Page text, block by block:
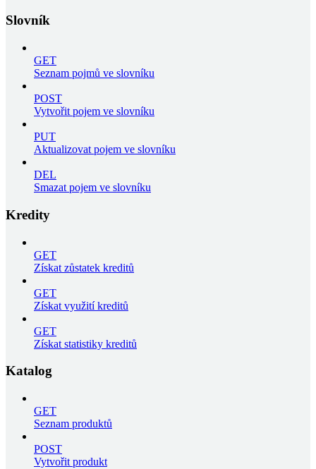
Slovník
GET
Seznam pojmů ve slovníku
POST
Vytvořit pojem ve slovníku
PUT
Aktualizovat pojem ve slovníku
DEL
Smazat pojem ve slovníku
Kredity
GET
Získat zůstatek kreditů
GET
Získat využití kreditů
GET
Získat statistiky kreditů
Katalog
GET
Seznam produktů
POST
Vytvořit produkt